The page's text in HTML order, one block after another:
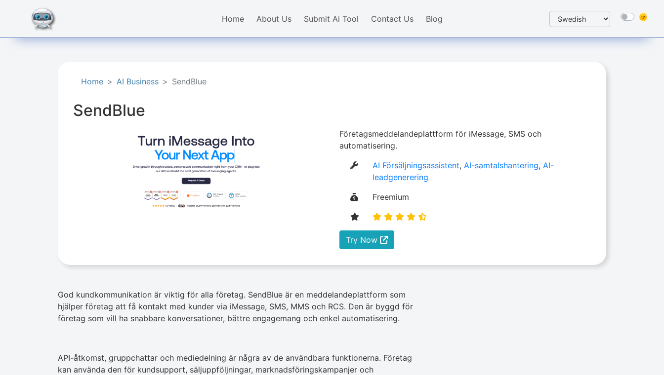
Home About Us Submit Ai Tool Contact Us Blog
Home AI Business SendBlue
SendBlue
Företagsmeddelandeplattform för iMessage, SMS och
automatisering.
AI Försäljningsassistent,AI-samtalshantering,AI-
leadgenerering
Freemium
Try Now
God kundkommunikation är viktig för alla företag. SendBlue är en meddelandeplattform som
hjälper företag att få kontakt med kunder via iMessage, SMS, MMS och RCS. Den är byggd för
företag som vill ha snabbare konversationer, bättre engagemang och enkel automatisering.
API-åtkomst, gruppchattar och mediedelning är några av de användbara funktionerna. Företag
kan använda den för kundsupport, säljuppföljningar, marknadsföringskampanjer och